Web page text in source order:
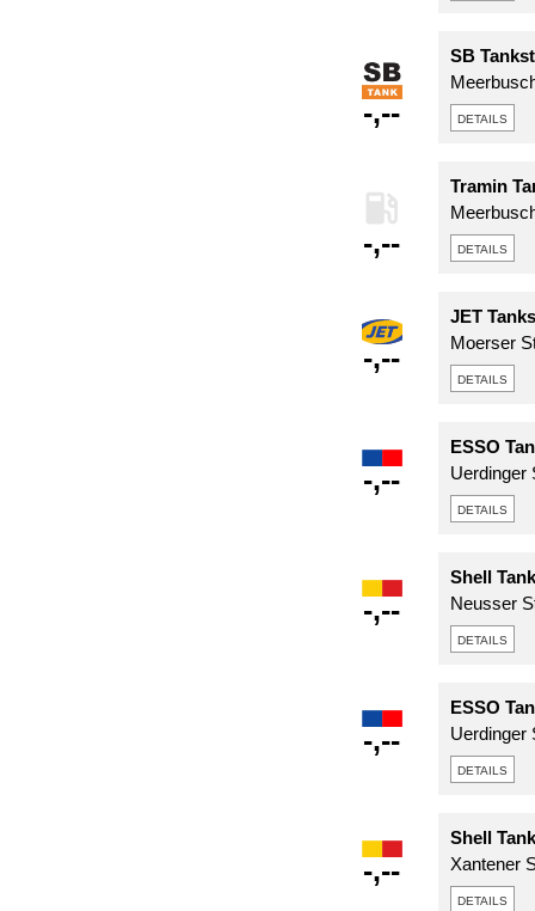
-,--
SB
details
-,--
Tramin
details
-,--
JET
Moerser
details
-,--
ESSO
Uerdinger
details
-,--
Shell
Neusser
details
-,--
ESSO
Uerdinger
details
-,--
Shell
Xantener
details